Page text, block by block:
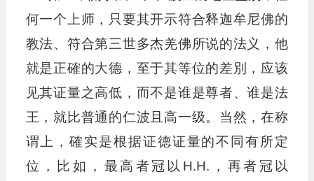
何一个上师，只要其开示符合释迦牟尼佛的
教法、符合第三世多杰羌佛所说的法义，他
就是正確的大德，至于其等位的差別，应该
见其证量之高低，而不是谁是尊者、谁是法
王，就比普通的仁波且高一级。当然，在称
谓上，確实是根据证德证量的不同有所定
位，比如，最高者冠以H.H.，再者冠以